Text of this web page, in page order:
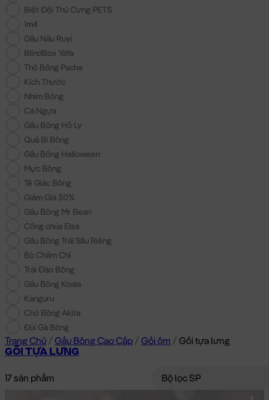
Biệt Đội Thú Cưng PETS
1m4
Gấu Nâu Ruyi
BlindBox YaYa
Thỏ Bông Pacha
Kích Thước
Nhím Bông
Cá Ngựa
Gấu Bông Hồ Ly
Quả Bí Bông
Gấu Bông Halloween
Mực Bông
Tê Giác Bông
Giảm Giá 30%
Gấu Bông Mr Bean
Công chúa Elsa
Gấu Bông Trái Sầu Riêng
Bò Chăm Chỉ
Trài Đào Bông
Gấu Bông Koala
Kanguru
Chó Bông Akita
Đùi Gà Bông
Trang Chủ / Gấu Bông Cao Cấp / Gối ôm / Gối tựa lưng
GỐI TỰA LƯNG
17 sản phẩm Bộ lọc SP